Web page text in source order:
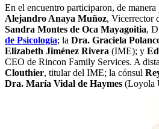
En el encuentro participaron, de manera
Alejandro Anaya Muñoz, Vicerrector
Sandra Montes de Oca Mayagoitia,
de Psicología; la Dra. Graciela
Elizabeth Jiménez Rivera (IME); y
CEO de Rincon Family Services. A
Clouthier, titular del IME; la cónsul
Dra. María Vidal de Haymes (Loyola